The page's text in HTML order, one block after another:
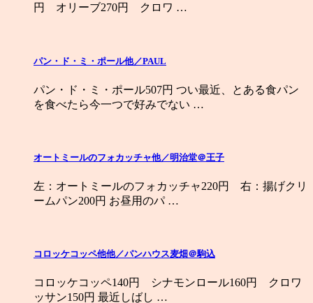
円 オリーブ270円 クロワ …
パン・ド・ミ・ポール他／PAUL
パン・ド・ミ・ポール507円 つい最近、とある食パン
を食べたら今一つで好みでない …
オートミールのフォカッチャ他／明治堂＠王子
左：オートミールのフォカッチャ220円 右：揚げクリ
ームパン200円 お昼用のパ …
コロッケコッペ他他／パンハウス麦畑＠駒込
コロッケコッペ140円 シナモンロール160円 クロワ
ッサン150円 最近しばし …